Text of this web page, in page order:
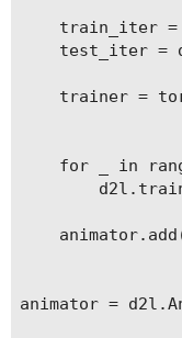
train_iter
test_iter =
trainer =
for _ in
animator =